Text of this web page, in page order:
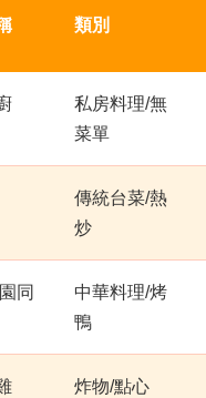
類別
私房料理/無
菜單
傳統台菜/熱
炒
同
中華料理/烤
鴨
炸物/點心